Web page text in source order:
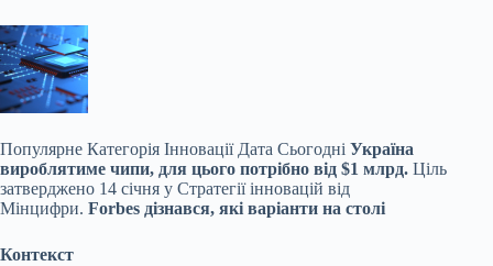
Популярне Категорія Інновації Дата Сьогодні Україна
вироблятиме чипи, для цього потрібно від $1 млрд. Ціль
затверджено 14 січня у Стратегії інновацій від
Мінцифри. Forbes дізнався, які варіанти на столі
Контекст